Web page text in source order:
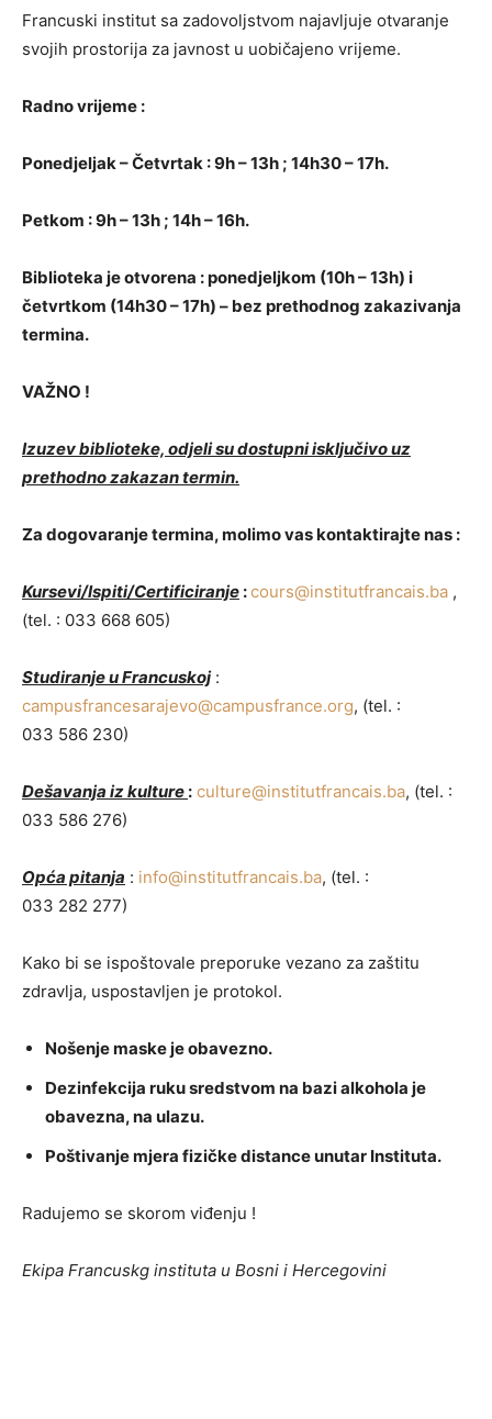
Francuski institut sa zadovoljstvom najavljuje otvaranje
svojih prostorija za javnost u uobičajeno vrijeme.
Radno vrijeme :
Ponedjeljak – Četvrtak : 9h – 13h ; 14h30 – 17h.
Petkom : 9h – 13h ; 14h – 16h.
Biblioteka je otvorena : ponedjeljkom (10h – 13h) i
četvrtkom (14h30 – 17h) – bez prethodnog zakazivanja
termina.
VAŽNO !
Izuzev biblioteke, odjeli su dostupni isključivo uz
prethodno zakazan termin.
Za dogovaranje termina, molimo vas kontaktirajte nas :
Kursevi/Ispiti/Certificiranje :cours@institutfrancais.ba ,
(tel. : 033 668 605)
Studiranje u Francuskoj:
campusfrancesarajevo@campusfrance.org, (tel. :
033 586 230)
Dešavanja iz kulture : culture@institutfrancais.ba, (tel. :
033 586 276)
Opća pitanja : info@institutfrancais.ba, (tel. :
033 282 277)
Kako bi se ispoštovale preporuke vezano za zaštitu
zdravlja, uspostavljen je protokol.
Nošenje maske je obavezno.
Dezinfekcija ruku sredstvom na bazi alkohola je
obavezna, na ulazu.
Poštivanje mjera fizičke distance unutar Instituta.
Radujemo se skorom viđenju !
Ekipa Francuskg instituta u Bosni i Hercegovini